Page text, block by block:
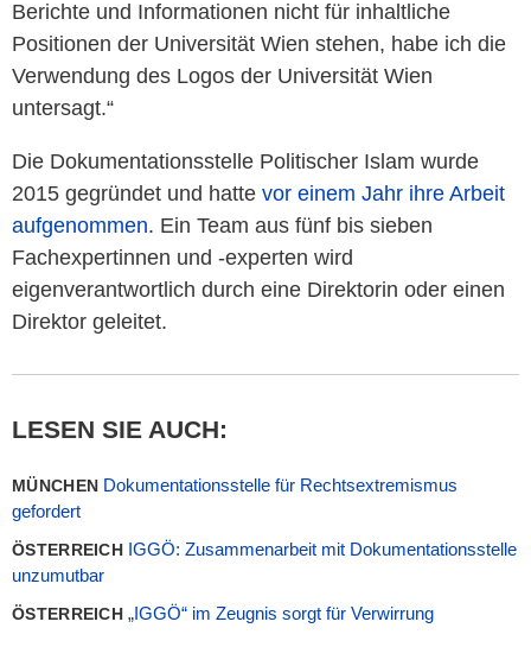
Berichte und Informationen nicht für inhaltliche
Positionen der Universität Wien stehen, habe ich die
Verwendung des Logos der Universität Wien
untersagt.“
Die Dokumentationsstelle Politischer Islam wurde
2015 gegründet und hatte vor einem Jahr ihre Arbeit
aufgenommen. Ein Team aus fünf bis sieben
Fachexpertinnen und -experten wird
eigenverantwortlich durch eine Direktorin oder einen
Direktor geleitet.
LESEN SIE AUCH:
MÜNCHEN Dokumentationsstelle für Rechtsextremismus
gefordert
ÖSTERREICH IGGÖ: Zusammenarbeit mit Dokumentationsstelle
unzumutbar
ÖSTERREICH„IGGÖ“ im Zeugnis sorgt für Verwirrung